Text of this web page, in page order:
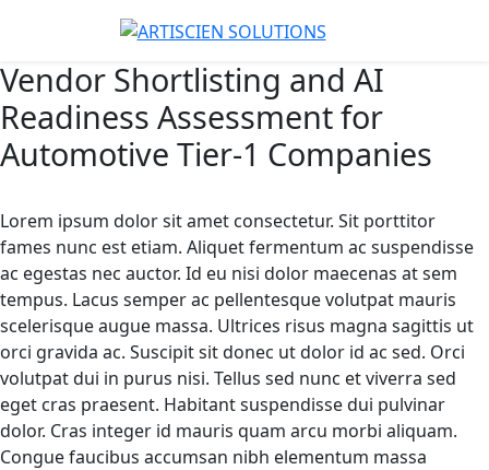
Vendor Shortlisting and AI
Readiness Assessment for
Automotive Tier-1 Companies
Lorem ipsum dolor sit amet consectetur. Sit porttitor
fames nunc est etiam. Aliquet fermentum ac suspendisse
ac egestas nec auctor. Id eu nisi dolor maecenas at sem
tempus. Lacus semper ac pellentesque volutpat mauris
scelerisque augue massa. Ultrices risus magna sagittis ut
orci gravida ac. Suscipit sit donec ut dolor id ac sed. Orci
volutpat dui in purus nisi. Tellus sed nunc et viverra sed
eget cras praesent. Habitant suspendisse dui pulvinar
dolor. Cras integer id mauris quam arcu morbi aliquam.
Congue faucibus accumsan nibh elementum massa